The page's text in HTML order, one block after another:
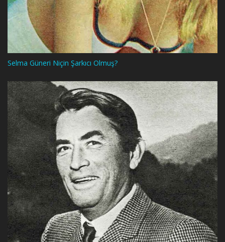
Selma Güneri Niçin Şarkıcı Olmuş?